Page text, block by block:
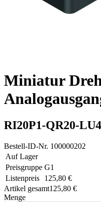
Miniatur
RI20P1-QR20-
Bestell-ID-Nr. 100000202
Auf Lager
Preisgruppe G1
Listenpreis
125,80 €
Artikel gesamt125,80 €
Menge